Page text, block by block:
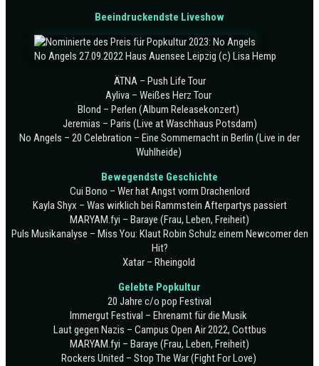
Beeindruckendste Liveshow
No Angels 27.09.2022 Haus Auensee Leipzig (c) Lisa Hemp
ÄTNA – Push Life Tour
Ayliva – Weißes Herz Tour
Blond – Perlen (Album Releasekonzert)
Jeremias – Paris (Live at Waschhaus Potsdam)
No Angels – 20 Celebration – Eine Sommernacht in Berlin (Live in der
Wuhlheide)
Bewegendste Geschichte
Cui Bono – Wer hat Angst vorm Drachenlord
Kayla Shyx – Was wirklich bei Rammstein Afterpartys passiert
MARYAM.fyi – Baraye (Frau, Leben, Freiheit)
Puls Musikanalyse – Miss You: Klaut Robin Schulz einem Newcomer den
Hit?
Xatar – Rheingold
Gelebte Popkultur
20 Jahre c/o pop Festival
Immergut Festival – Ehrenamt für die Musik
Laut gegen Nazis – Campus Open Air 2022, Cottbus
MARYAM.fyi – Baraye (Frau, Leben, Freiheit)
Rockers United – Stop The War (Fight For Love)